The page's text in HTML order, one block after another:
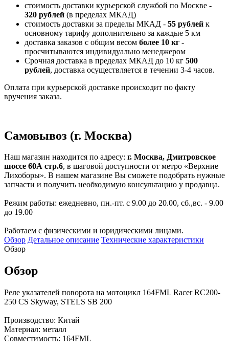
стоимость доставки курьерской службой по Москве -
320 рублей (в пределах МКАД)
стоимость доставки за пределы МКАД - 55 рублей к
основному тарифу дополнительно за каждые 5 км
доставка заказов с общим весом более 10 кг -
просчитываются индивидуально менеджером
Срочная доставка в пределах МКАД до 10 кг 500
рублей, доставка осуществляется в течении 3-4 часов.
Оплата при курьерской доставке происходит по факту
вручения заказа.
Самовывоз (г. Москва)
Наш магазин находится по адресу: г. Москва, Дмитровское
шоссе 60А стр.6, в шаговой доступности от метро «Верхние
Лихоборы». В нашем магазине Вы сможете подобрать нужные
запчасти и получить необходимую консультацию у продавца.
Режим работы: ежедневно, пн.-пт. с 9.00 до 20.00, сб.,вс. - 9.00
до 19.00
Работаем с физическими и юридическими лицами.
Обзор Детальное описание Технические характеристики
Обзор
Обзор
Реле указателей поворота на мотоцикл 164FML Racer RC200-
250 CS Skyway, STELS SB 200
Производство: Китай
Материал: металл
Совместимость: 164FML